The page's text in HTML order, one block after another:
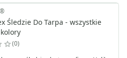
Śledzie Do Tarpa - wszystkie
0